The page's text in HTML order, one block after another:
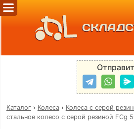
Каталог› Колеса› Колеса с серой
стальное колесо с серой резиной FCg